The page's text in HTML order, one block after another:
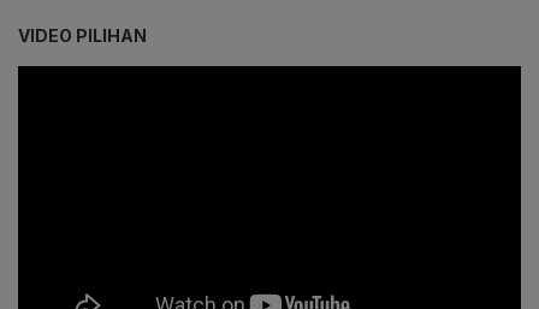
VIDEO PILIHAN